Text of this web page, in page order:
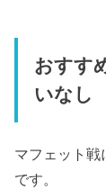
おすす
いなし
マフェット戦
です。